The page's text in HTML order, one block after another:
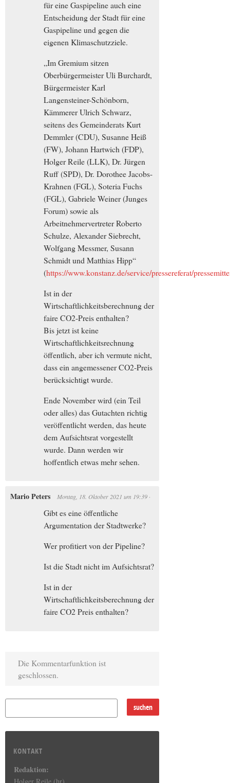
für eine Gaspipeline auch eine
Entscheidung der Stadt für eine
Gaspipeline und gegen die
eigenen Klimaschutzziele.
„Im Gremium sitzen
Oberbürgermeister Uli Burchardt,
Bürgermeister Karl
Langensteiner-Schönborn,
Kämmerer Ulrich Schwarz,
seitens des Gemeinderats Kurt
Demmler (CDU), Susanne Heiß
(FW), Johann Hartwich (FDP),
Holger Reile (LLK), Dr. Jürgen
Ruff (SPD), Dr. Dorothee Jacobs-
Krahnen (FGL), Soteria Fuchs
(FGL), Gabriele Weiner (Junges
Forum) sowie als
Arbeitnehmervertreter Roberto
Schulze, Alexander Siebrecht,
Wolfgang Messmer, Susann
Schmidt und Matthias Hipp“
(https://www.konstanz.de/service/pressereferat/
Ist in der
Wirtschaftlichkeitsberechnung der
faire CO2-Preis enthalten?
Bis jetzt ist keine
Wirtschaftlichkeitsrechnung
öffentlich, aber ich vermute nicht,
dass ein angemessener CO2-Preis
berücksichtigt wurde.
Ende November wird (ein Teil
oder alles) das Gutachten richtig
veröffentlicht werden, das heute
dem Aufsichtsrat vorgestellt
wurde. Dann werden wir
hoffentlich etwas mehr sehen.
Mario Peters Montag, 18. Oktober 2021 um 19:39 ·
Gibt es eine öffentliche
Argumentation der Stadtwerke?
Wer profitiert von der Pipeline?
Ist die Stadt nicht im Aufsichtsrat?
Ist in der
Wirtschaftlichkeitsberechnung der
faire CO2 Preis enthalten?
Die Kommentarfunktion ist
geschlossen.
KONTAKT
Redaktion: